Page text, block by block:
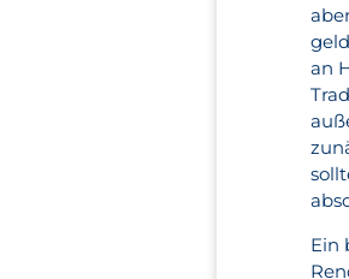
an
Ein